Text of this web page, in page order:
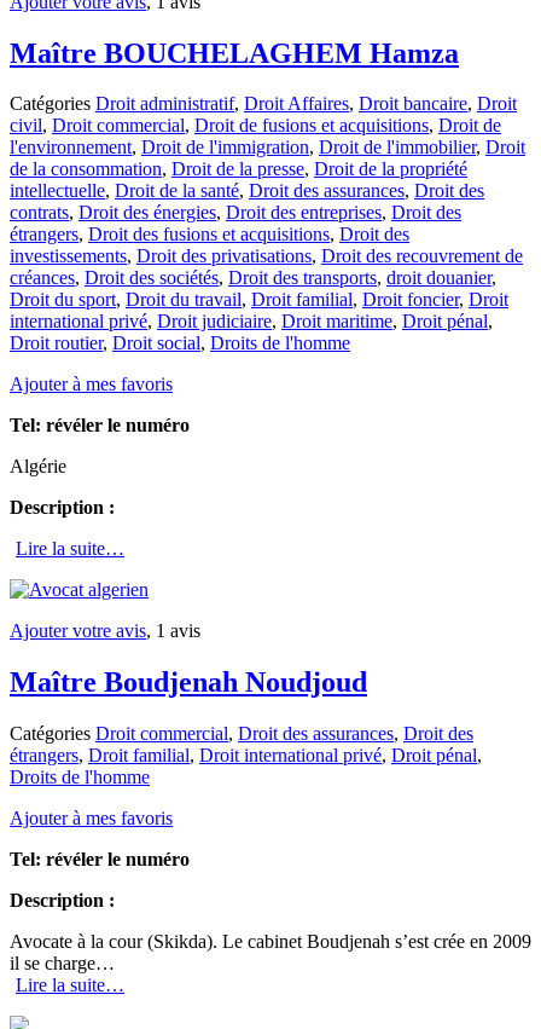
Maître BOUCHELAGHEM Hamza
Catégories Droit administratif, Droit Affaires, Droit bancaire, Droit
civil, Droit commercial, Droit de fusions et acquisitions, Droit de
l'environnement, Droit de l'immigration, Droit de l'immobilier, Droit
de la consommation, Droit de la presse, Droit de la propriété
intellectuelle, Droit de la santé, Droit des assurances, Droit des
contrats, Droit des énergies, Droit des entreprises, Droit des
étrangers, Droit des fusions et acquisitions, Droit des
investissements, Droit des privatisations, Droit des recouvrement de
créances, Droit des sociétés, Droit des transports, droit douanier,
Droit du sport, Droit du travail, Droit familial, Droit foncier, Droit
international privé, Droit judiciaire, Droit maritime, Droit pénal,
Droit routier, Droit social, Droits de l'homme
Ajouter à mes favoris
Tel: révéler le numéro
Algérie
Description :
Lire la suite…
Ajouter votre avis, 1 avis
Maître Boudjenah Noudjoud
Catégories Droit commercial, Droit des assurances, Droit des
étrangers, Droit familial, Droit international privé, Droit pénal,
Droits de l'homme
Ajouter à mes favoris
Tel: révéler le numéro
Description :
Avocate à la cour (Skikda). Le cabinet Boudjenah s’est crée en 2009
il se charge…
Lire la suite…